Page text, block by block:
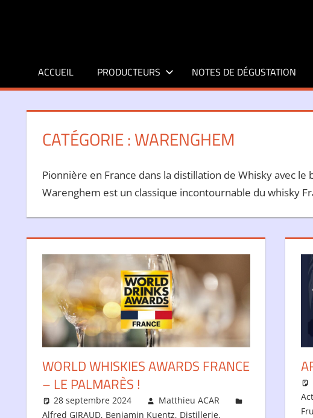
ACCUEIL PRODUCTEURS NOTES DE DÉGUSTATION
CATÉGORIE :WARENGHEM
Pionnière en France dans la distillation de Whisky avec
Warenghem est un classique incontournable du whisky
WORLD WHISKIES AWARDS FRANCE
– LE PALMARÈS !
28 septembre 2024
Matthieu ACAR
Alfred GIRAUD, Benjamin Kuentz, Distillerie,